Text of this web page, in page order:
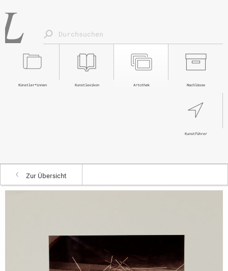
Nachlässe
Artothek
Kunstlexikon
Künstler*innen
Kunstführer
Zur Übersicht